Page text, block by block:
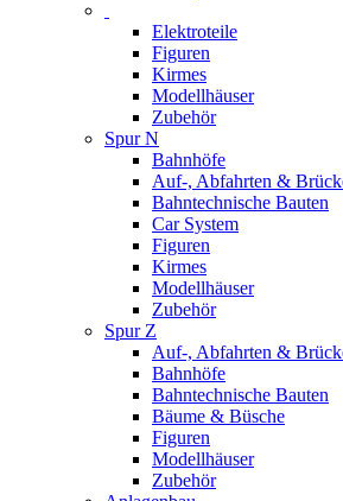
Elektroteile
Figuren
Kirmes
Modellhäuser
Zubehör
Spur N
Bahnhöfe
Auf-, Abfahrten &
Bahntechnische Bauten
Car System
Figuren
Kirmes
Modellhäuser
Zubehör
Spur Z
Auf-, Abfahrten &
Bahnhöfe
Bahntechnische Bauten
Bäume & Büsche
Figuren
Modellhäuser
Zubehör